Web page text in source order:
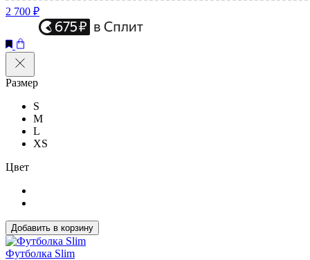
2 700 ₽
Размер
S
M
L
XS
Цвет
Добавить в корзину
Футболка Slim